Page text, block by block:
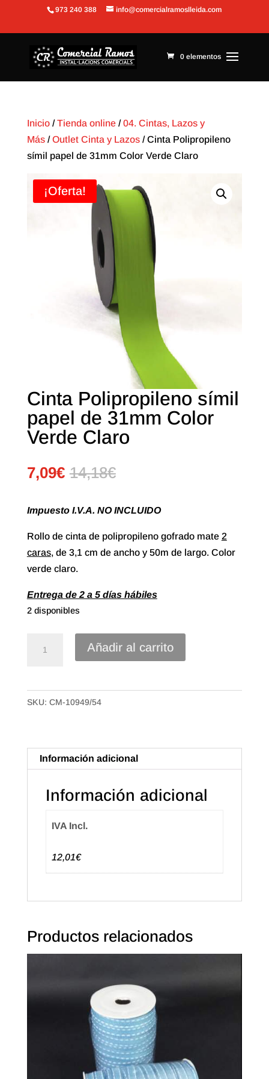
Abrir barra de herramientas
973 240 388 info@comercialramoslleida.com
0 elementos
Inicio/Tienda online/04. Cintas, Lazos y
Más/Outlet Cinta y Lazos/ Cinta Polipropileno
símil papel de 31mm Color Verde Claro
¡Oferta!
Cinta Polipropileno símil
papel de 31mm Color
Verde Claro
7,09€ 14,18€
Impuesto I.V.A. NO INCLUIDO
Rollo de cinta de polipropileno gofrado mate 2
caras, de 3,1 cm de ancho y 50m de largo. Color
verde claro.
Entrega de 2 a 5 días hábiles
2 disponibles
papel
de
Verde
Claro
cantidad
Añadir al carrito
SKU: CM-10949/54
Información adicional
Información adicional
IVA Incl.
12,01€
Productos relacionados